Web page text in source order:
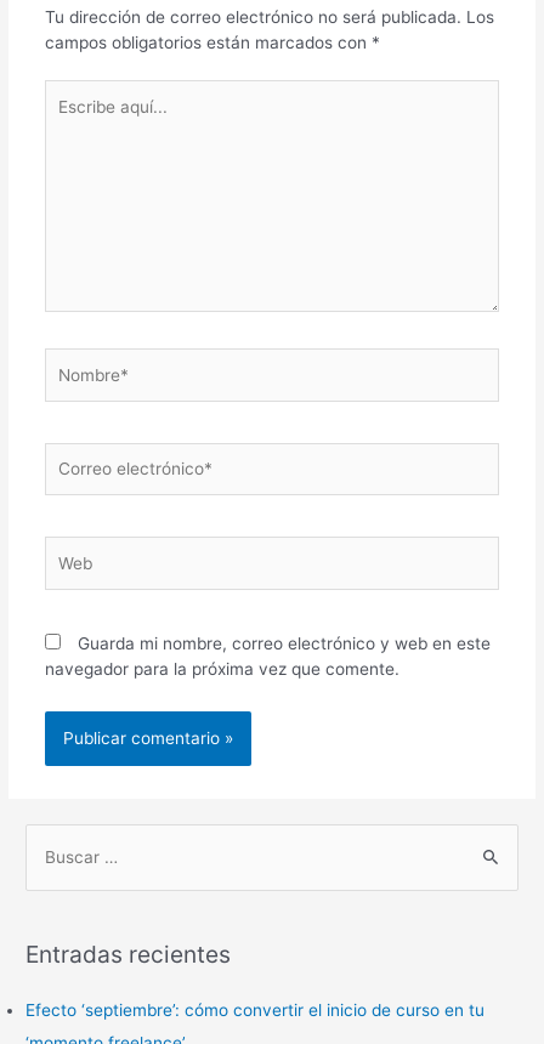
Tu dirección de correo electrónico no será publicada. Los
campos obligatorios están marcados con *
aquí...
electrónico*
Guarda mi nombre, correo electrónico y web en este
navegador para la próxima vez que comente.
u
c
Entradas recientes
Efecto ‘septiembre’: cómo convertir el inicio de curso en tu